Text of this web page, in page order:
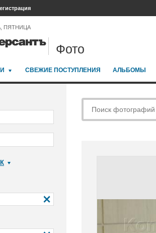
ПЯТНИЦА
Фото
СВЕЖИЕ ПОСТУПЛЕНИЯ АЛЬБОМЫ